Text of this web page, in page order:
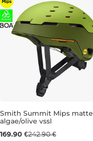
Smith Summit Mips matte
algae/olive vssl
169.90 €242.90 €